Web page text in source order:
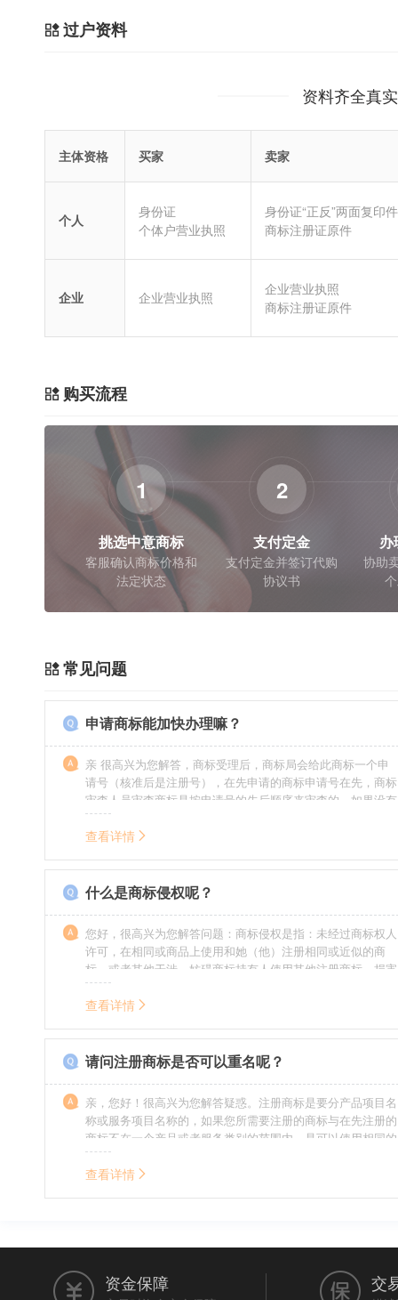
过户资料
资料齐全真
主体资格 买家 卖家
个人
身份证
个体户营业执照
身份证“正反”两面复印件
商标注册证原件
企业 企业营业执照
企业营业执照
商标注册证原件
购买流程
1
挑选中意商标
客服确认商标价格和
法定状态
2
支付定金
支付定金并签订代购
协议书
办
协助
常见问题
申请商标能加快办理嘛？
亲 很高兴为您解答，商标受理后，商标局会给此商标一个申
请号（核准后是注册号），在先申请的商标申请号在先，商标
审查人员审查商标是按申请号的先后顺序来审查的，如果没有
特殊情况（受理案件需要，被异议等），不会延迟也不会提
前。
查看详情
什么是商标侵权呢？
您好，很高兴为您解答问题：商标侵权是指：未经过商标权人
许可，在相同或商品上使用和她（他）注册相同或近似的商
标，或者其他干涉、妨碍商标持有人使用其他注册商标，损害
商标持有人合法权益的其他行为。侵权的人通常需要承担侵权
的责任，明知侵权的行为的人要承担赔偿的责任。情节严重
查看详情
请问注册商标是否可以重名呢？
亲，您好！很高兴为您解答疑惑。注册商标是要分产品项目名
称或服务项目名称的，如果您所需要注册的商标与在先注册的
商标不在一个产品或者服务类别的范围内，是可以使用相同的
名称的。希望我的回答能帮到您。
查看详情
资金保障 交